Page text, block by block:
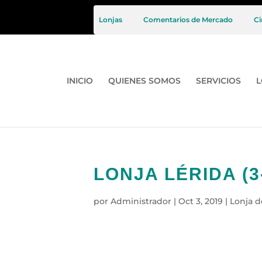
Lonjas Comentarios de Mercado
INICIO QUIENES SOMOS SERVICIOS
LONJA LÉRIDA
por Administrador | Oct 3, 2019 | Lonja